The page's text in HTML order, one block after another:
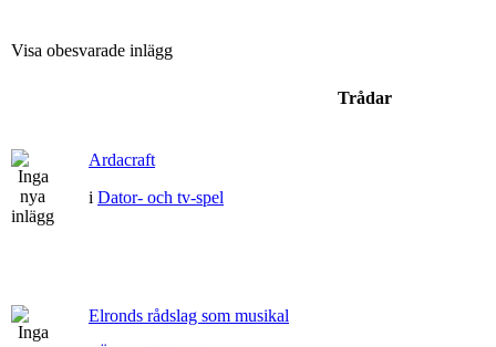
Visa obesvarade inlägg
Trådar
Ardacraft
i Dator- och tv-spel
Elronds rådslag som musikal